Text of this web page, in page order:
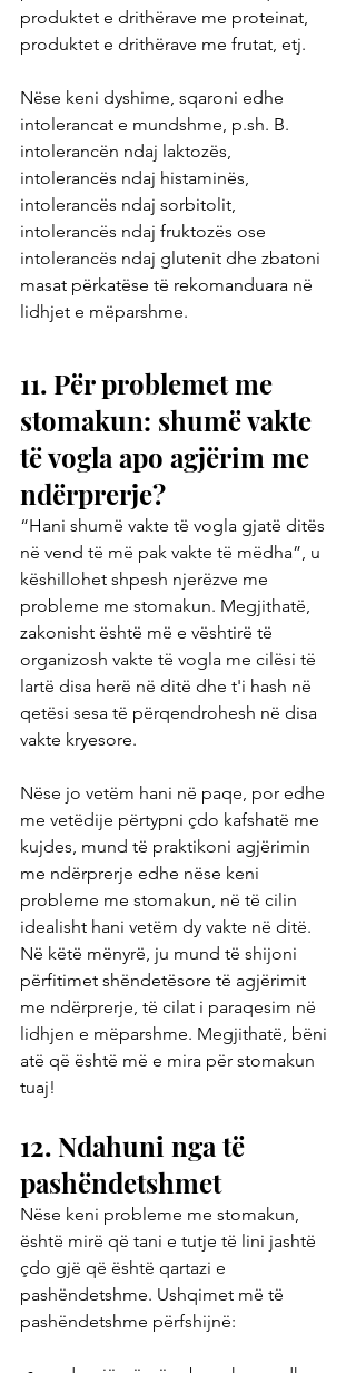
produktet e drithërave me proteinat,
produktet e drithërave me frutat, etj.
Nëse keni dyshime, sqaroni edhe
intolerancat e mundshme, p.sh. B.
intolerancën ndaj laktozës,
intolerancës ndaj histaminës,
intolerancës ndaj sorbitolit,
intolerancës ndaj fruktozës ose
intolerancës ndaj glutenit dhe zbatoni
masat përkatëse të rekomanduara në
lidhjet e mëparshme.
11. Për problemet me
stomakun: shumë vakte
të vogla apo agjërim me
ndërprerje?
“Hani shumë vakte të vogla gjatë ditës
në vend të më pak vakte të mëdha”, u
këshillohet shpesh njerëzve me
probleme me stomakun. Megjithatë,
zakonisht është më e vështirë të
organizosh vakte të vogla me cilësi të
lartë disa herë në ditë dhe t'i hash në
qetësi sesa të përqendrohesh në disa
vakte kryesore.
Nëse jo vetëm hani në paqe, por edhe
me vetëdije përtypni çdo kafshatë me
kujdes, mund të praktikoni agjërimin
me ndërprerje edhe nëse keni
probleme me stomakun, në të cilin
idealisht hani vetëm dy vakte në ditë.
Në këtë mënyrë, ju mund të shijoni
përfitimet shëndetësore të agjërimit
me ndërprerje, të cilat i paraqesim në
lidhjen e mëparshme. Megjithatë, bëni
atë që është më e mira për stomakun
tuaj!
12. Ndahuni nga të
pashëndetshmet
Nëse keni probleme me stomakun,
është mirë që tani e tutje të lini jashtë
çdo gjë që është qartazi e
pashëndetshme. Ushqimet më të
pashëndetshme përfshijnë: